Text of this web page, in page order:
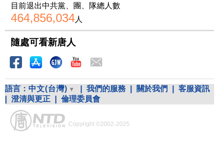
目前退出中共黨、團、隊總人數
464,856,034人
隨處可看新唐人
語言： 中文(台灣) 我們的服務 關於我們
客服資訊
澄清與更正 倫理委員會
Copyright ©2002-2025